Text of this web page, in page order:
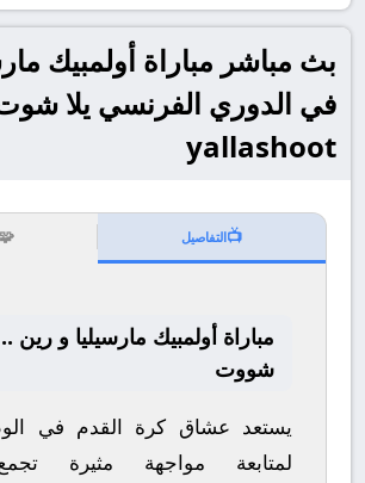
بث مباشر مباراة أولمبيك
في الدوري الفرنسي يلا
yallashoot
📺التفاصيل 🧩
مباراة أولمبيك مارسيليا و رين
شووت
يستعد عشاق كرة القدم في
لمتابعة مواجهة مثيرة